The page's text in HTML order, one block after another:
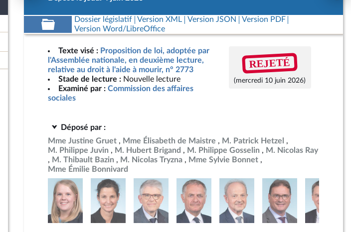
Date de dépôt
Dossier législatif Version XML Version JSON
Version PDF
Version Word/LibreOffice
Texte visé : Proposition de loi, adoptée par
l'Assemblée nationale, en deuxième lecture,
relative au droit à l'aide à mourir, n° 2773
Stade de lecture : Nouvelle lecture
Examiné par : Commission des affaires
sociales
REJETÉ
(mercredi 10 juin 2026)
Déposé par :
Mme Justine Gruet
Mme Élisabeth de Maistre
M. Patrick Hetzel
M. Philippe Juvin
M. Hubert Brigand M. Philippe Gosselin
M. Nicolas Ray
M. Thibault Bazin
M. Nicolas Tryzna
Mme Sylvie Bonnet
Mme Émilie Bonnivard